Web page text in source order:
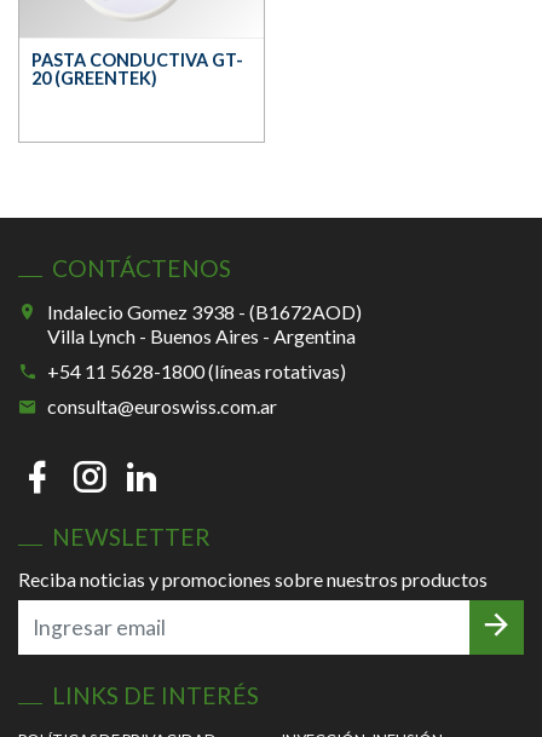
PASTA CONDUCTIVA GT-
20 (GREENTEK)
CONTÁCTENOS
Indalecio Gomez 3938 - (B1672AOD)
Villa Lynch - Buenos Aires - Argentina
+54 11 5628-1800 (líneas rotativas)
consulta@euroswiss.com.ar
NEWSLETTER
Reciba noticias y promociones sobre nuestros productos
LINKS DE INTERÉS